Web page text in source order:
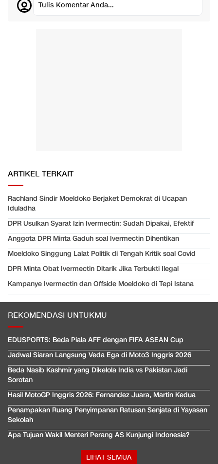
Tulis Komentar Anda...
ARTIKEL TERKAIT
Rachland Sindir Moeldoko Berjaket Demokrat di Ucapan
Iduladha
DPR Usulkan Syarat Izin Ivermectin: Sudah Dipakai, Efektif
Anggota DPR Minta Gaduh soal Ivermectin Dihentikan
Moeldoko Singgung Lalat Politik di Tengah Kritik soal Covid
DPR Minta Obat Ivermectin Ditarik Jika Terbukti Ilegal
Kampanye Ivermectin dan Offside Moeldoko di Tepi Istana
REKOMENDASI UNTUKMU
EDUSPORTS: Beda Piala AFF dengan FIFA ASEAN Cup
Jadwal Siaran Langsung Veda Ega di Moto3 Inggris 2026
Beda Nasib Kashmir yang Dikelola India vs Pakistan Jadi
Sorotan
Hasil MotoGP Inggris 2026: Fernandez Juara, Martin Kedua
Penampakan Ruang Penyimpanan Ratusan Senjata di Yayasan
Sekolah
Apa Tujuan Wakil Menteri Perang AS Kunjungi Indonesia?
LIHAT SEMUA